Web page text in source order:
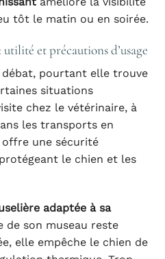
tôt le matin ou en soirée.
et précautions d’usage
pourtant elle trouve
situations
chez le vétérinaire, à
les transports en
offre une sécurité
le chien et les
adaptée à sa
de son museau reste
elle empêche le chien de